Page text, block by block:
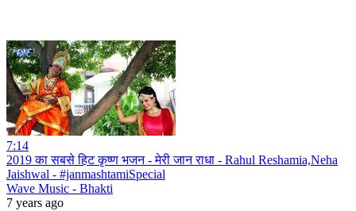
7:14
2019 का सबसे हिट कृष्ण भजन - मेरी जान राधा - Rahul Reshamia,Neha
Jaishwal - #janmashtamiSpecial
Wave Music - Bhakti
7 years ago